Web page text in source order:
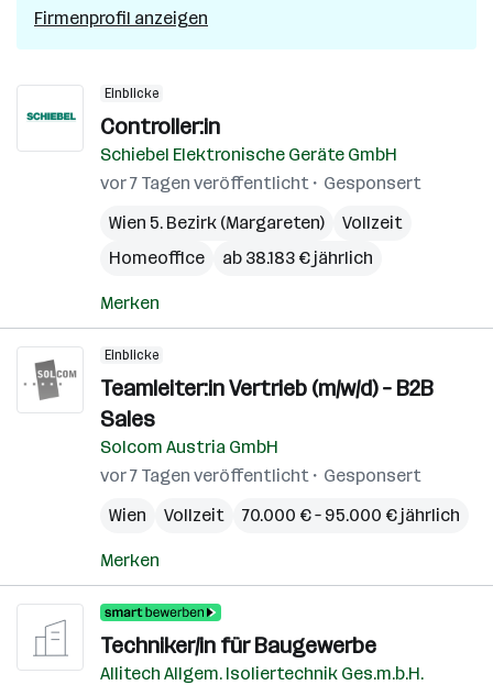
Firmenprofil anzeigen
Einblicke
Controller:in
Schiebel Elektronische Geräte GmbH
vor 7 Tagen veröffentlicht
Gesponsert
Wien 5. Bezirk (Margareten)
Vollzeit
Homeoffice
ab 38.183 € jährlich
Merken
Einblicke
Teamleiter:in Vertrieb (m/w/d) – B2B
Sales
Solcom Austria GmbH
vor 7 Tagen veröffentlicht
Gesponsert
Wien
Vollzeit 70.000 € – 95.000 € jährlich
Merken
Techniker/in für Baugewerbe
Allitech Allgem. Isoliertechnik Ges.m.b.H.